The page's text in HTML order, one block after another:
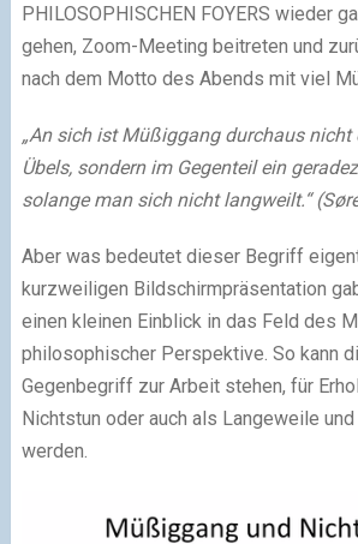
PHILOSOPHISCHEN FOYERS wieder
gehen, Zoom-Meeting beitreten und
nach dem Motto des Abends mit viel
„An sich ist Müßiggang durchaus nicht
Übels, sondern im Gegenteil ein
solange man sich nicht langweilt.“
Aber was bedeutet dieser Begriff
kurzweiligen Bildschirmpräsentation
einen kleinen Einblick in das Feld des
philosophischer Perspektive. So kann
Gegenbegriff zur Arbeit stehen, für
Nichtstun oder auch als Langeweile
werden.